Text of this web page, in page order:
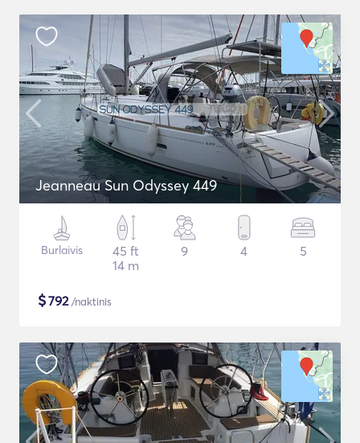
Jeanneau Sun Odyssey 449
Burlaivis
45 ft
14 m
9 4 5
$792/naktinis